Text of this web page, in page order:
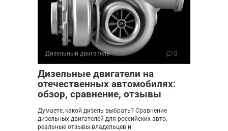
Дизельный двигатель 0
Дизельные двигатели на
отечественных автомобилях:
обзор, сравнение, отзывы
Думаете, какой дизель выбрать? Сравнение
дизельных двигателей для российских авто,
реальные отзывы владельцев и